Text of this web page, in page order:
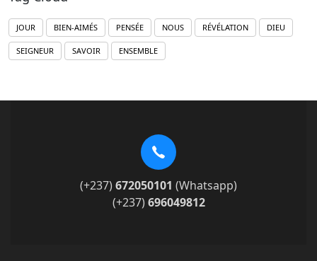
JOUR BIEN-AIMÉS PENSÉE NOUS RÉVÉLATION DIEU
SEIGNEUR SAVOIR ENSEMBLE
(+237) 672050101 (Whatsapp)
(+237) 696049812